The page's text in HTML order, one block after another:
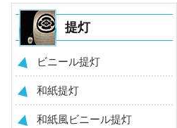
提灯
ビニール提灯
和紙提灯
和紙風ビニール提灯